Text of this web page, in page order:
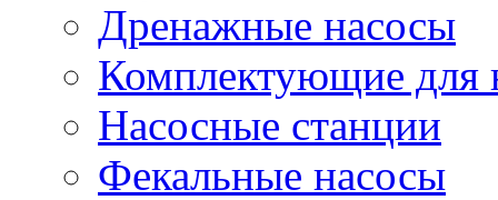
Дренажные насосы
Комплектующие для
Насосные станции
Фекальные насосы